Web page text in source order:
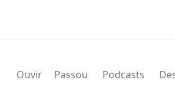
Ouvir Passou Podcasts